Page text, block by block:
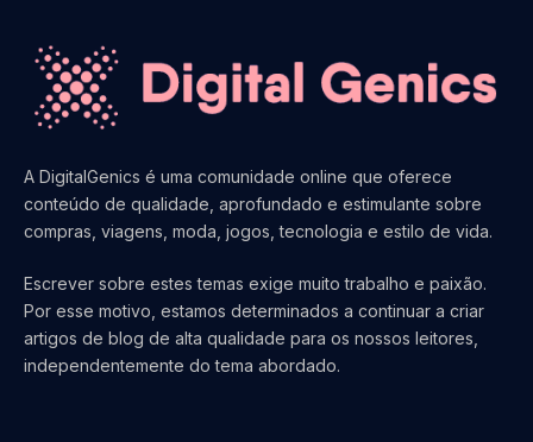
A DigitalGenics é uma comunidade online que oferece
conteúdo de qualidade, aprofundado e estimulante sobre
compras, viagens, moda, jogos, tecnologia e estilo de vida.
Escrever sobre estes temas exige muito trabalho e paixão.
Por esse motivo, estamos determinados a continuar a criar
artigos de blog de alta qualidade para os nossos leitores,
independentemente do tema abordado.